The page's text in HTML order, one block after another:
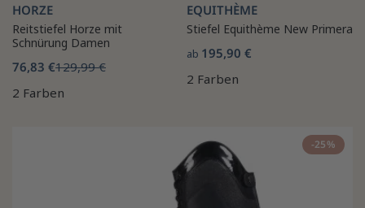
HORZE
Reitstiefel Horze mit
Schnürung Damen
76,83 €129,99 €
2 Farben
EQUITHÈME
Stiefel Equithème New Primera
ab 195,90 €
2 Farben
-25%